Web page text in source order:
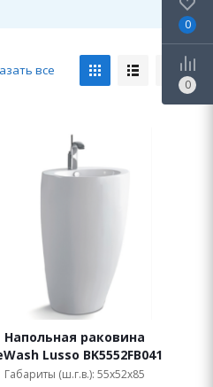
все
Напольная раковина
Lusso BK5552FB041
Габариты (ш.г.в.): 55x52x85
0
0